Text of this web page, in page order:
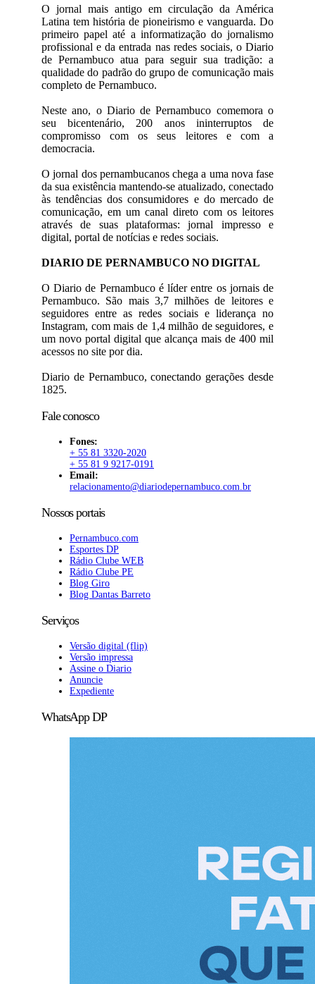
O jornal mais antigo em circulação da América
Latina tem história de pioneirismo e vanguarda. Do
primeiro papel até a informatização do jornalismo
profissional e da entrada nas redes sociais, o Diario
de Pernambuco atua para seguir sua tradição: a
qualidade do padrão do grupo de comunicação mais
completo de Pernambuco.
Neste ano, o Diario de Pernambuco comemora o
seu bicentenário, 200 anos ininterruptos de
compromisso com os seus leitores e com a
democracia.
O jornal dos pernambucanos chega a uma nova fase
da sua existência mantendo-se atualizado, conectado
às tendências dos consumidores e do mercado de
comunicação, em um canal direto com os leitores
através de suas plataformas: jornal impresso e
digital, portal de notícias e redes sociais.
DIARIO DE PERNAMBUCO NO DIGITAL
O Diario de Pernambuco é líder entre os jornais de
Pernambuco. São mais 3,7 milhões de leitores e
seguidores entre as redes sociais e liderança no
Instagram, com mais de 1,4 milhão de seguidores, e
um novo portal digital que alcança mais de 400 mil
acessos no site por dia.
Diario de Pernambuco, conectando gerações desde
1825.
Fale conosco
Fones:
+ 55 81 3320-2020
+ 55 81 9 9217-0191
Email:
relacionamento@diariodepernambuco.com.br
Nossos portais
Pernambuco.com
Esportes DP
Rádio Clube WEB
Rádio Clube PE
Blog Giro
Blog Dantas Barreto
Serviços
Versão digital (flip)
Versão impressa
Assine o Diario
Anuncie
Expediente
WhatsApp DP